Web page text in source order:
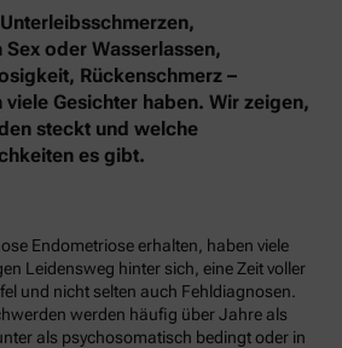
oder Wasserlassen,
Rückenschmerz –
Gesichter haben. Wir zeigen,
steckt und welche
es gibt.
Endometriose erhalten, haben viele
Leidensweg hinter sich, eine Zeit voller
und nicht selten auch Fehldiagnosen.
werden häufig über Jahre als
als psychosomatisch bedingt oder in